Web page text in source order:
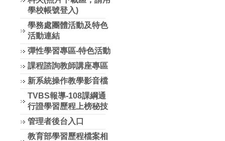
學校帳號登入)
學務處團體活動及特色
活動連結
彈性學習專區-特色活動
課程諮詢教師講座專區
新系統操作教學影音檔
TVBS報導-108課綱通
行證學習歷程上榜秘技
管理者後台入口
教育部學習歷程檔案相